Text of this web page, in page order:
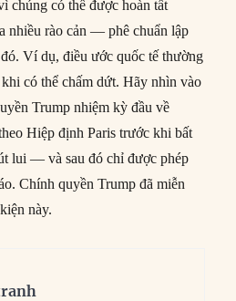
chúng có thể được hoàn tất
nhiều rào cản — phê chuẩn lập
Ví dụ, điều ước quốc tế thường
có thể chấm dứt. Hãy nhìn vào
Trump nhiệm kỳ đầu về
Hiệp định Paris trước khi bất
lui — và sau đó chỉ được phép
Chính quyền Trump đã miễn
này.